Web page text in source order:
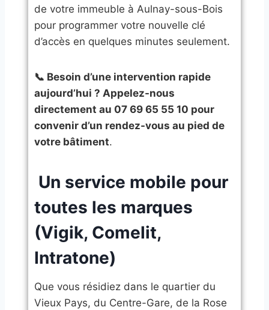
de votre immeuble à Aulnay-sous-Bois
pour programmer votre nouvelle clé
d’accès en quelques minutes seulement.
📞 Besoin d’une intervention rapide
aujourd’hui ? Appelez-nous
directement au 07 69 65 55 10 pour
convenir d’un rendez-vous au pied de
votre bâtiment.
​ Un service mobile pour
toutes les marques
(Vigik, Comelit,
Intratone)
​Que vous résidiez dans le quartier du
Vieux Pays, du Centre-Gare, de la Rose